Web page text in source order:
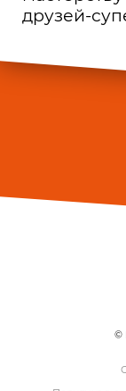
друзей-
©